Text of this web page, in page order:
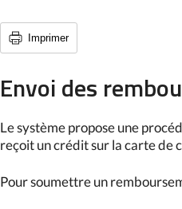
Imprimer
Envoi des
Le système propose une
reçoit un crédit sur la carte de
Pour soumettre un